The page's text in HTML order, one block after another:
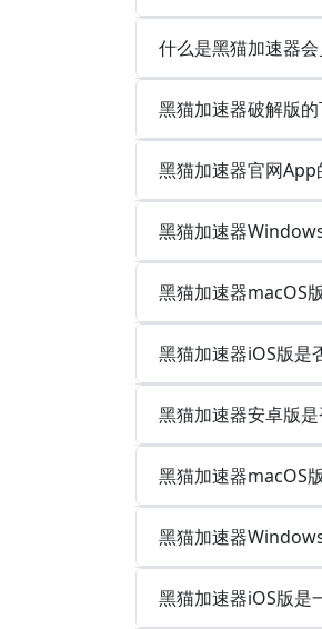
什么是黑猫加速器
黑猫加速器破解版
黑猫加速器官网App
黑猫加速器
黑猫加速器macOS
黑猫加速器iOS版是
黑猫加速器安卓版
黑猫加速器macOS
黑猫加速器
黑猫加速器iOS版是